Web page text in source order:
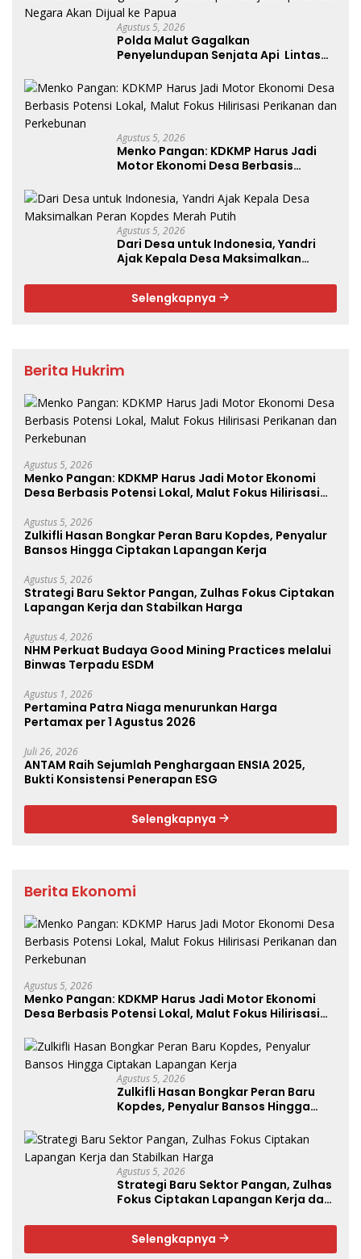
Agustus 5, 2026
Polda Malut Gagalkan
Penyelundupan Senjata Api Lintas
Agustus 5, 2026
Menko Pangan: KDKMP Harus Jadi
Motor Ekonomi Desa Berbasis
Perikanan dan Perkebunan
Agustus 5, 2026
Dari Desa untuk Indonesia, Yandri
Ajak Kepala Desa Maksimalkan
Selengkapnya
Berita Hukrim
Agustus 5, 2026
Menko Pangan: KDKMP Harus Jadi Motor Ekonomi
Desa Berbasis Potensi Lokal, Malut Fokus Hilirisasi
Agustus 5, 2026
Zulkifli Hasan Bongkar Peran Baru Kopdes, Penyalur
Bansos Hingga Ciptakan Lapangan Kerja
Agustus 5, 2026
Strategi Baru Sektor Pangan, Zulhas Fokus Ciptakan
Lapangan Kerja dan Stabilkan Harga
Agustus 4, 2026
NHM Perkuat Budaya Good Mining Practices melalui
Binwas Terpadu ESDM
Agustus 1, 2026
Pertamina Patra Niaga menurunkan Harga
Pertamax per 1 Agustus 2026
Juli 26, 2026
ANTAM Raih Sejumlah Penghargaan ENSIA 2025,
Bukti Konsistensi Penerapan ESG
Selengkapnya
Berita Ekonomi
Agustus 5, 2026
Menko Pangan: KDKMP Harus Jadi Motor Ekonomi
Desa Berbasis Potensi Lokal, Malut Fokus Hilirisasi
Agustus 5, 2026
Zulkifli Hasan Bongkar Peran Baru
Kopdes, Penyalur Bansos Hingga
Agustus 5, 2026
Strategi Baru Sektor Pangan, Zulhas
Fokus Ciptakan Lapangan Kerja dan
Selengkapnya